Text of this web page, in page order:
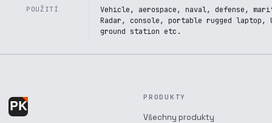
POUŽITÍ
Vehicle, aerospace, naval, defense,
Radar, console, portable rugged laptop,
ground station etc.
PRODUKTY
Všechny produkty